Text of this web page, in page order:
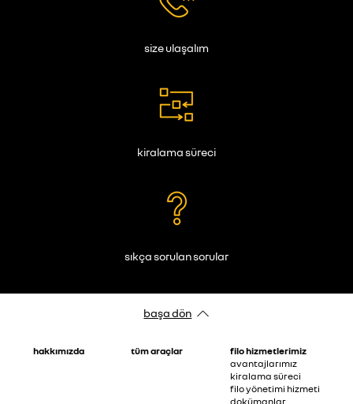
size ulaşalım
kiralama süreci
sıkça sorulan sorular
başa dön
hakkimizda tüm araçlar
fi̇lo hi̇zmetleri̇mi̇z
avantajlarimiz
ki̇ralama süreci̇
fi̇lo yöneti̇mi̇ hi̇zmeti̇
dokümanlar